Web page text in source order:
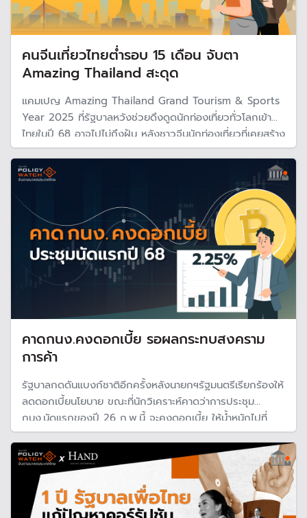
คนจีนเที่ยวไทยต่ำรอบ 15 เดือน จับตา
Amazing Thailand สะดุด
แคมเปญ Amazing Thailand Grand Tourism & Sports
Year 2025 ที่รัฐบาลหวังช่วยดึงดูดนักท่องเที่ยวทั่วโลกเข้า
ไทยในปี 68 อาจไปไม่ถึงฝัน หลังชาวจีนนักท่องเที่ยวที่เคยสร้าง
รายได้หลักให้ไทย ลดลงแรงต่ำสุดรอบ 15 เดือน จากเศรษฐกิจ
จีนเจอภาวะเงินฝืดและความปลอดภัยในไทย
คาดกนง.คงดอกเบี้ย รอผลกระทบสงคราม
การค้า
รัฐบาลกดดันแบงก์ชาติอีกครั้งหลังนายกฯรัฐมนตรีเรียกร้องให้
ลดดอกเบี้ยนโยบาย ขณะที่นักวิเคราะห์คาดว่าการประชุม
กนง.นัดแรกของปี 26 ก.พ.นี้ จะคงดอกเบี้ย ให้น้ำหนักไปที่
ความเสี่ยงของเศรษฐกิจไทย และทั้งปี 2568 มีโอกาสปรับลด
1-2 ครั้ง